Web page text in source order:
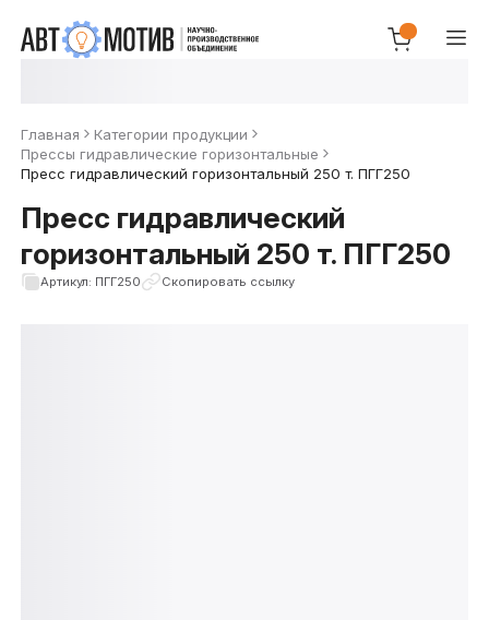
Главная
Категории продукции
Прессы гидравлические горизонтальные
Пресс гидравлический горизонтальный 250 т. ПГГ250
Пресс гидравлический
горизонтальный 250 т. ПГГ250
Артикул: ПГГ250 Скопировать ссылку